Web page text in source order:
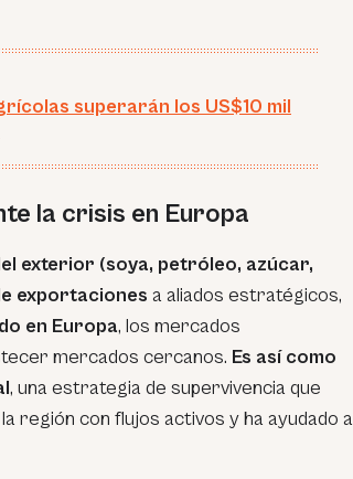
superarán los US$10 mil
la crisis en Europa
exterior (soya, petróleo, azúcar,
exportaciones a aliados estratégicos,
en Europa, los mercados
mercados cercanos. Es así como
, una estrategia de supervivencia que
región con flujos activos y ha ayudado a